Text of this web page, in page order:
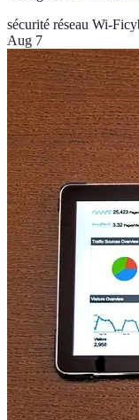
sécurité réseau Wi-Fi
Aug 7